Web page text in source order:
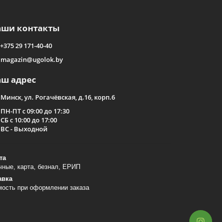
контакты
+375 29 171-40-40
magazin@ugolok.by
адрес
Минск, ул. Рогачёвская, д.16, корп.6
ПН-ПТ с 09:00 до 17:30
СБ с 10:00 до 17:00
ВС - Выходной
карта, безнал, ЕРИП
при оформлении заказа